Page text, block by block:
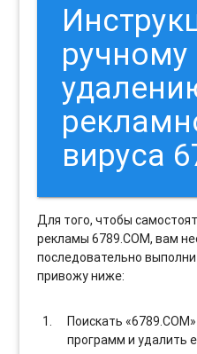
ручному
вируса
Для того, чтобы
рекламы 6789.COM, вам
последовательно
привожу ниже:
Поискать
программ и удалить